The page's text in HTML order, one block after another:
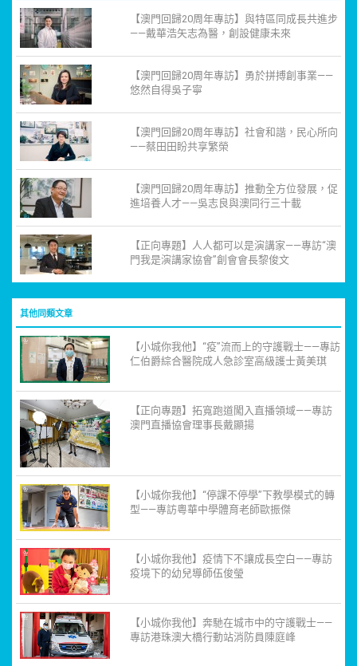
【澳門回歸20周年專訪】與特區同成長共進步
——戴華浩矢志為醫，創設健康未來
【澳門回歸20周年專訪】勇於拼搏創事業——
悠然自得吳子寧
【澳門回歸20周年專訪】社會和諧，民心所向
——蔡田田盼共享繁榮
【澳門回歸20周年專訪】推動全方位發展，促
進培養人才——吳志良與澳同行三十載
【正向專題】人人都可以是演講家——專訪“澳
門我是演講家協會”創會會長黎俊文
其他同類文章
【小城你我他】“疫”流而上的守護戰士——專訪
仁伯爵綜合醫院成人急診室高級護士黃美琪
【正向專題】拓寬跑道闖入直播領域——專訪
澳門直播協會理事長戴顯揚
【小城你我他】“停課不停學”下教學模式的轉
型——專訪粵華中學體育老師歐振傑
【小城你我他】疫情下不讓成長空白——專訪
疫境下的幼兒導師伍俊瑩
【小城你我他】奔馳在城市中的守護戰士——
專訪港珠澳大橋行動站消防員陳庭峰